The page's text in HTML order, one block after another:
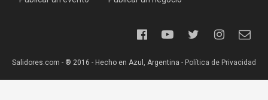
Salidores.com - ® 2016 - Hecho en Azul, Argentina - Política de Privacidad